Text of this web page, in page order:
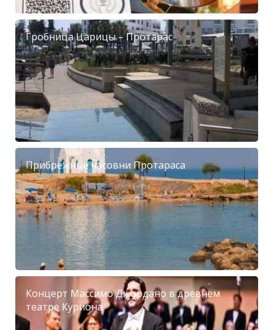
Гробница Царицы – Протарас
Прибрежные часовни Протараса
Концерт Массимо Джордано в древнем
театре Куриона